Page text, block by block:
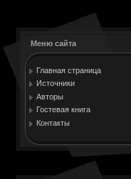
Меню сайта
Главная страница
Источники
Авторы
Гостевая книга
Контакты